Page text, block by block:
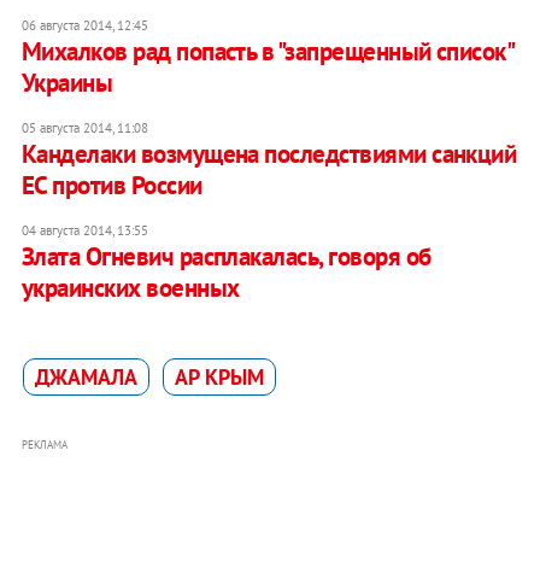
06 августа 2014, 12:45
Михалков рад попасть в "запрещенный список"
Украины
05 августа 2014, 11:08
Канделаки возмущена последствиями санкций
ЕС против России
04 августа 2014, 13:55
Злата Огневич расплакалась, говоря об
украинских военных
ДЖАМАЛА АР КРЫМ
РЕКЛАМА